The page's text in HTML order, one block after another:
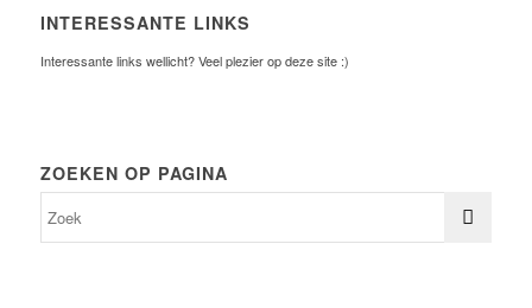
INTERESSANTE LINKS
Interessante links wellicht? Veel plezier op deze site :)
ZOEKEN OP PAGINA